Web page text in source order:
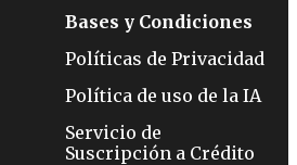
Bases y Condiciones
Políticas de Privacidad
Política de uso de la IA
Servicio de
Suscripción a Crédito